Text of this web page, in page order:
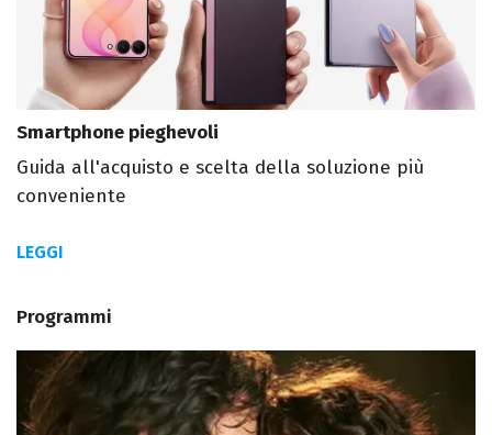
Smartphone pieghevoli
Guida all'acquisto e scelta della soluzione più
conveniente
LEGGI
Programmi